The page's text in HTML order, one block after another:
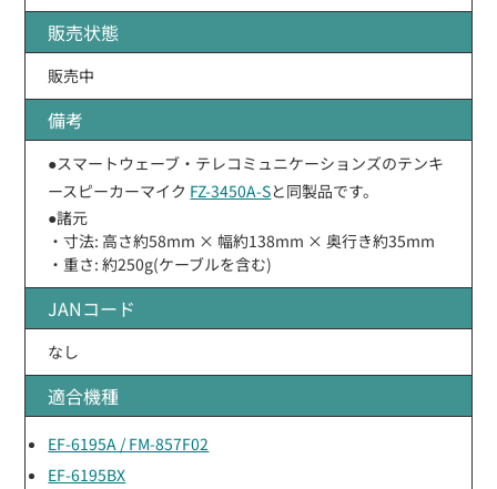
販売状態
販売中
備考
●スマートウェーブ・テレコミュニケーションズのテンキ
ースピーカーマイク FZ-3450A-Sと同製品です。
●諸元
・寸法: 高さ約58mm × 幅約138mm × 奥行き約35mm
・重さ: 約250g(ケーブルを含む)
JANコード
なし
適合機種
EF-6195A / FM-857F02
EF-6195BX